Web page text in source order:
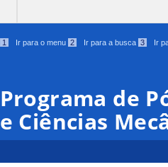
1 Ir para o menu 2 Ir para a busca 3 Ir
Programa de
e Ciências